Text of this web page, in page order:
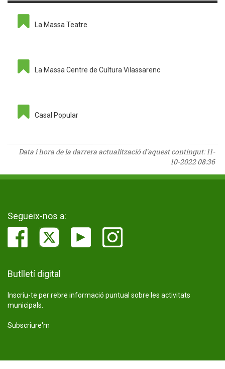
La Massa Teatre
La Massa Centre de Cultura Vilassarenc
Casal Popular
Data i hora de la darrera actualització d'aquest contingut:11-
10-2022 08:36
Segueix-nos a:
Butlletí digital
Inscriu-te per rebre informació puntual sobre les activitats
municipals.
Subscriure'm